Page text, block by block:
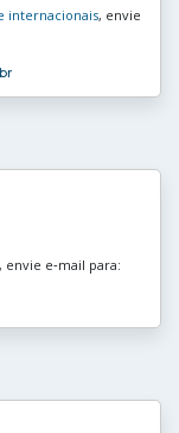
internacionais, envie
, envie e‑mail para: